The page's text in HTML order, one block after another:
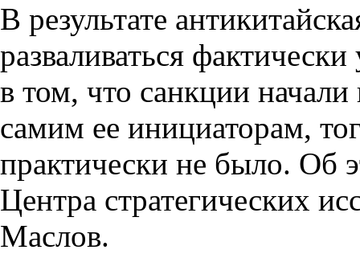
В результате
разваливаться
в том, что санкции
самим ее инициаторам,
практически не было. Об
Центра стратегических
Маслов.